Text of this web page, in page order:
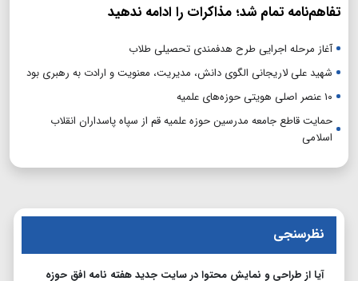
تفاهم‌نامه تمام شد؛ مذاکرات را ادامه ندهید
آغاز مرحله اجرایی طرح هدفمندی تحصیلی طلاب
شهید علی لاریجانی الگوی دانش، مدیریت، معنویت و ارادت به رهبری بود
۱۰ عنصر اصلی هویتی حوزه‌های علمیه
حمایت قاطع جامعه مدرسین حوزه علمیه قم از سپاه پاسداران انقلاب
اسلامی
نظرسنجی
آیا از طراحی و نمایش محتوا در سایت جدید هفته نامه افق حوزه